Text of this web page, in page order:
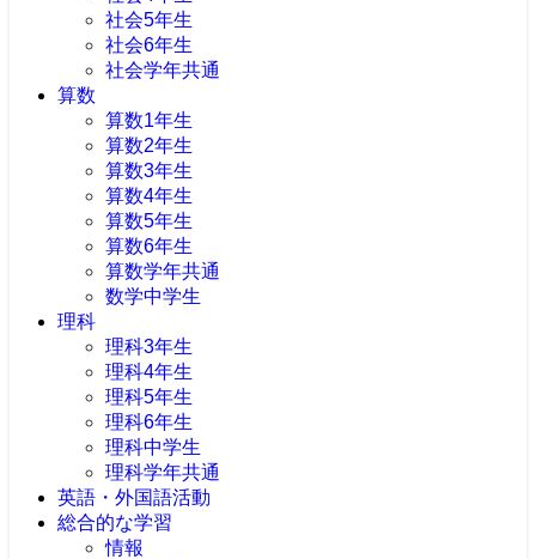
社会5年生
社会6年生
社会学年共通
算数
算数1年生
算数2年生
算数3年生
算数4年生
算数5年生
算数6年生
算数学年共通
数学中学生
理科
理科3年生
理科4年生
理科5年生
理科6年生
理科中学生
理科学年共通
英語・外国語活動
総合的な学習
情報